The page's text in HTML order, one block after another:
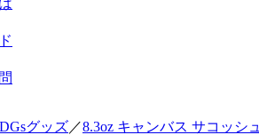
グッズ／8.3oz キャンバス サコッシュ